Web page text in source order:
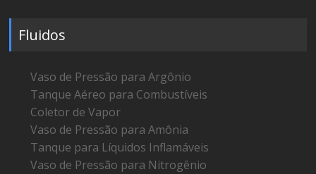
Fluidos
Vaso de Pressão para Argônio
Tanque Aéreo para Combustíveis
Coletor de Vapor
Vaso de Pressão para Amônia
Tanque para Líquidos Inflamáveis
Vaso de Pressão para Nitrogênio